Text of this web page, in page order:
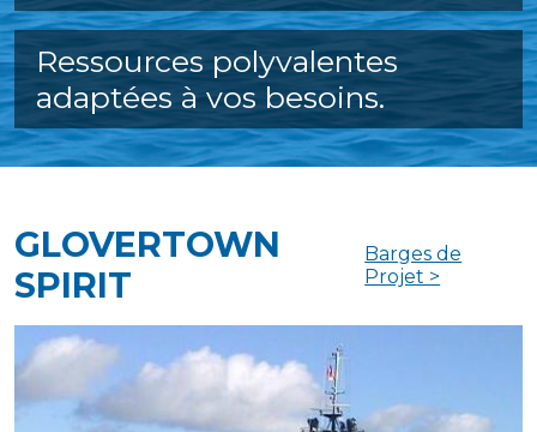
Ressources polyvalentes
adaptées à vos besoins.
GLOVERTOWN
SPIRIT
Barges de
Projet >